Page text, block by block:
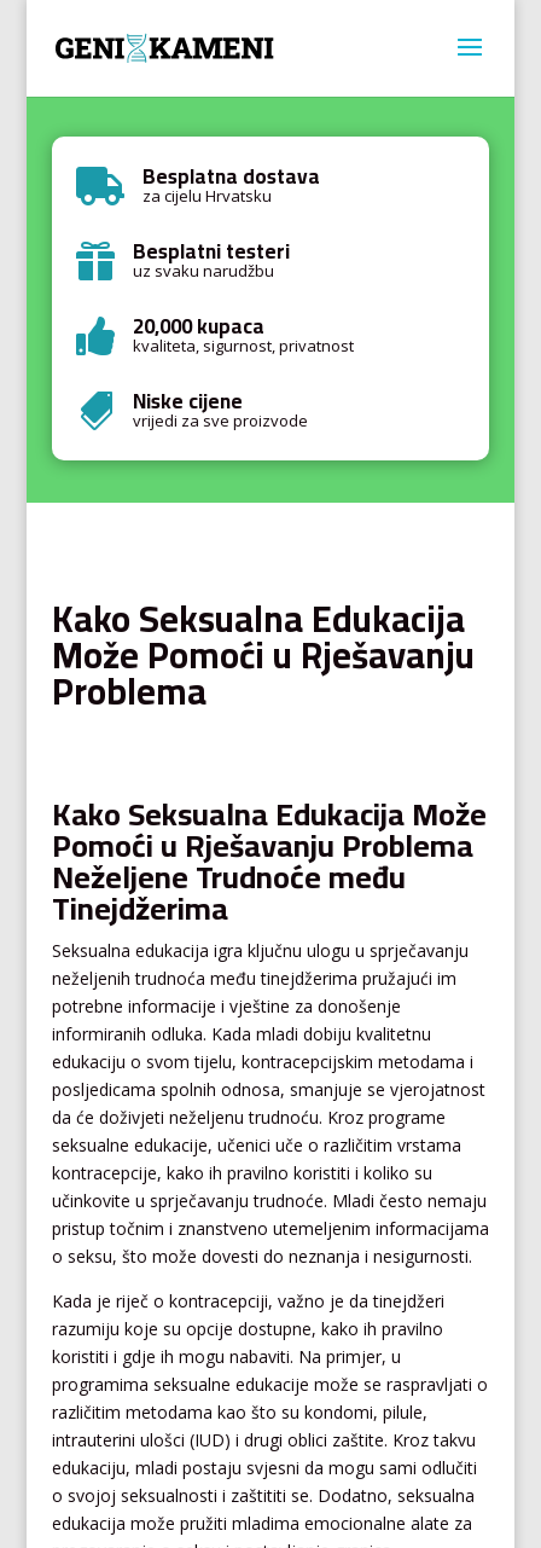
 Besplatna dostava
za cijelu Hrvatsku
 Besplatni testeri
uz svaku narudžbu
 20,000 kupaca
kvaliteta, sigurnost, privatnost
 Niske cijene
vrijedi za sve proizvode
Kako Seksualna Edukacija
Može Pomoći u Rješavanju
Problema
Kako Seksualna Edukacija Može
Pomoći u Rješavanju Problema
Neželjene Trudnoće među
Tinejdžerima
Seksualna edukacija igra ključnu ulogu u sprječavanju
neželjenih trudnoća među tinejdžerima pružajući im
potrebne informacije i vještine za donošenje
informiranih odluka. Kada mladi dobiju kvalitetnu
edukaciju o svom tijelu, kontracepcijskim metodama i
posljedicama spolnih odnosa, smanjuje se vjerojatnost
da će doživjeti neželjenu trudnoću. Kroz programe
seksualne edukacije, učenici uče o različitim vrstama
kontracepcije, kako ih pravilno koristiti i koliko su
učinkovite u sprječavanju trudnoće. Mladi često nemaju
pristup točnim i znanstveno utemeljenim informacijama
o seksu, što može dovesti do neznanja i nesigurnosti.
Kada je riječ o kontracepciji, važno je da tinejdžeri
razumiju koje su opcije dostupne, kako ih pravilno
koristiti i gdje ih mogu nabaviti. Na primjer, u
programima seksualne edukacije može se raspravljati o
različitim metodama kao što su kondomi, pilule,
intrauterini ulošci (IUD) i drugi oblici zaštite. Kroz takvu
edukaciju, mladi postaju svjesni da mogu sami odlučiti
o svojoj seksualnosti i zaštititi se. Dodatno, seksualna
edukacija može pružiti mladima emocionalne alate za